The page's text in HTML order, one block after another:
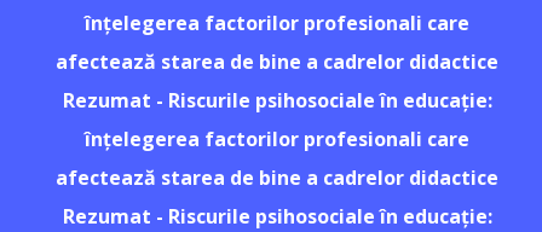
înțelegerea factorilor profesionali care
afectează starea de bine a cadrelor didactice
Rezumat - Riscurile psihosociale în educație:
înțelegerea factorilor profesionali care
afectează starea de bine a cadrelor didactice
Rezumat - Riscurile psihosociale în educație: